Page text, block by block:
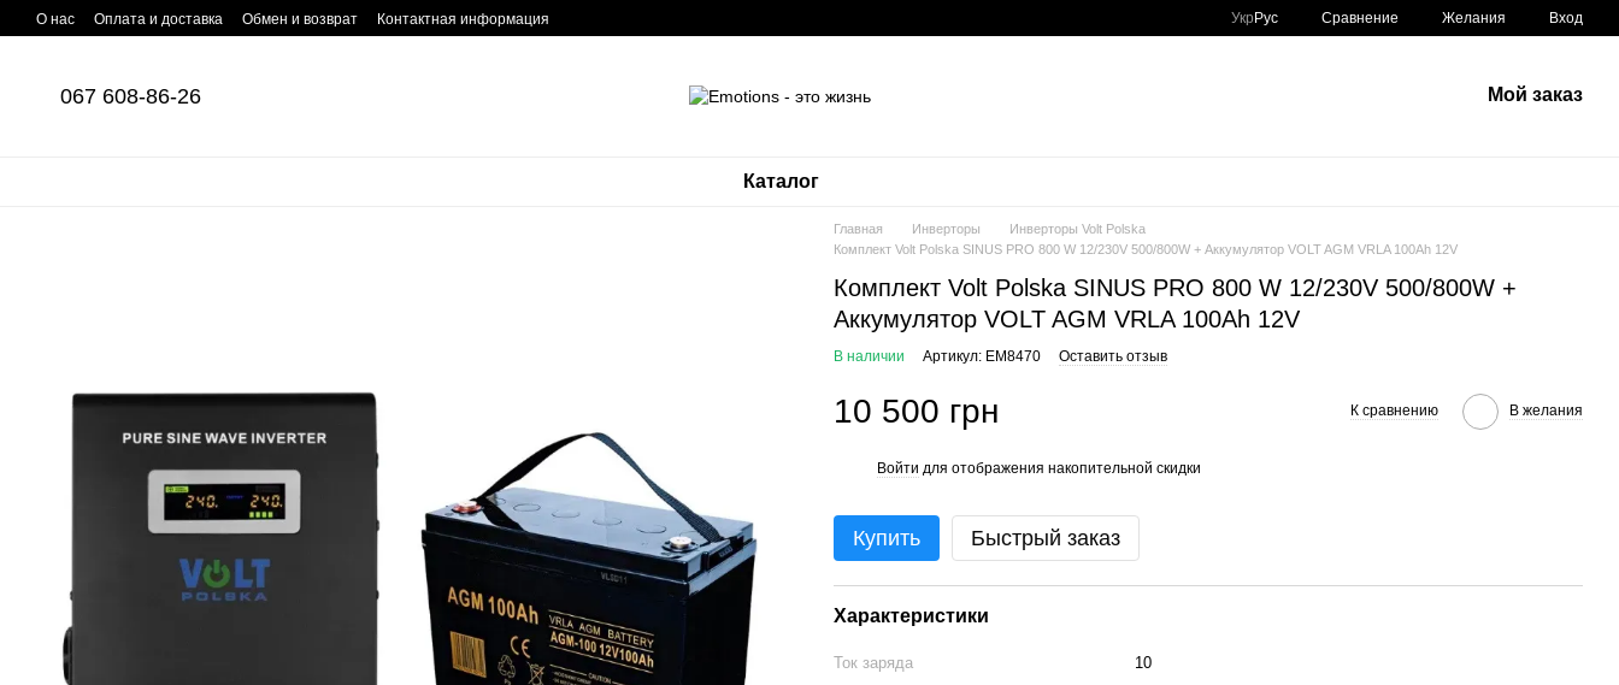
Перейти к основному контенту
О нас Оплата и доставка Обмен и возврат Контактная информация Укр Рус Сравнение Желания Вход
067 608-86-26 Мой заказ
Каталог
Главная Инверторы
Инверторы Volt Polska
Комплект Volt Polska SINUS PRO 800 W 12/230V 500/800W + Аккумулятор VOLT AGM VRLA 100Ah 12V
Комплект Volt Polska SINUS PRO 800 W 12/230V 500/800W +
Аккумулятор VOLT AGM VRLA 100Ah 12V
В наличии Артикул: EM8470 Оставить отзыв
10 500 грн К сравнению В желания
Войти для отображения накопительной скидки
Купить Быстрый заказ
Характеристики
Ток заряда
10